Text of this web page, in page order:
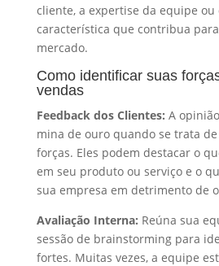
cliente, a expertise da equipe
característica que contribua
mercado.
Como identificar suas
vendas
Feedback dos Clientes: A
mina de ouro quando se trata
forças. Eles podem destacar o
em seu produto ou serviço e o
sua empresa em detrimento de
Avaliação Interna: Reúna sua
sessão de brainstorming para
fortes. Muitas vezes, a equipe